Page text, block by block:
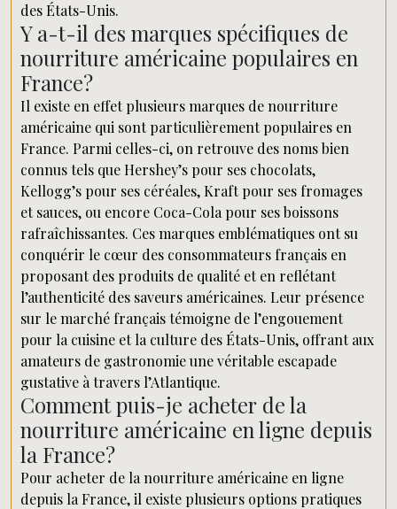
des États-Unis.
Y a-t-il des marques spécifiques de
nourriture américaine populaires en
France?
Il existe en effet plusieurs marques de nourriture
américaine qui sont particulièrement populaires en
France. Parmi celles-ci, on retrouve des noms bien
connus tels que Hershey’s pour ses chocolats,
Kellogg’s pour ses céréales, Kraft pour ses fromages
et sauces, ou encore Coca-Cola pour ses boissons
rafraîchissantes. Ces marques emblématiques ont su
conquérir le cœur des consommateurs français en
proposant des produits de qualité et en reflétant
l’authenticité des saveurs américaines. Leur présence
sur le marché français témoigne de l’engouement
pour la cuisine et la culture des États-Unis, offrant aux
amateurs de gastronomie une véritable escapade
gustative à travers l’Atlantique.
Comment puis-je acheter de la
nourriture américaine en ligne depuis
la France?
Pour acheter de la nourriture américaine en ligne
depuis la France, il existe plusieurs options pratiques